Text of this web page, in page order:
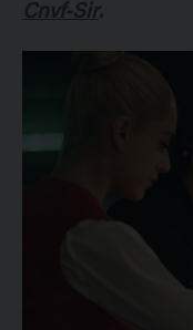
Cnvf-Sir.